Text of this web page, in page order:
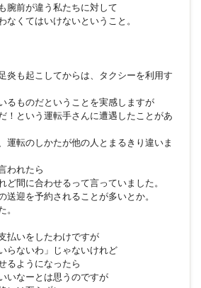
腕前が違う私たちに対して
なくてはいけないということ。
炎も起こしてからは、タクシーを利用す
るものだということを実感しますが
！という運転手さんに遭遇したことがあ
運転のしかたが他の人とまるきり違いま
われたら
ど間に合わせるって言っていました。
送迎を予約されることが多いとか。
。
払いをしたわけですが
らないわ」じゃないけれど
るようになったら
いなーとは思うのですが